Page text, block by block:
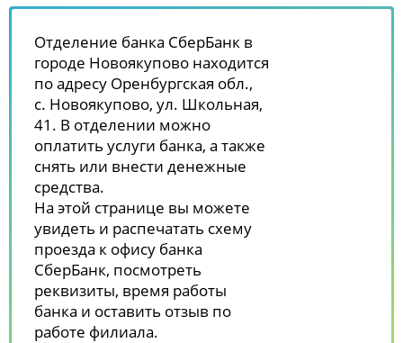
Отделение банка СберБанк в
городе Новоякупово находится
по адресу Оренбургская обл.,
с. Новоякупово, ул. Школьная,
41. В отделении можно
оплатить услуги банка, а также
снять или внести денежные
средства.
На этой странице вы можете
увидеть и распечатать схему
проезда к офису банка
СберБанк, посмотреть
реквизиты, время работы
банка и оставить отзыв по
работе филиала.